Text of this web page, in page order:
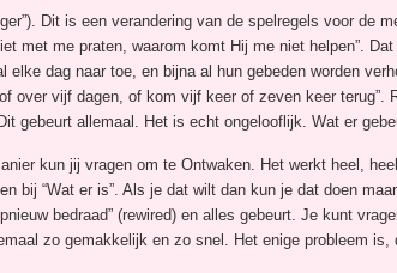
Dit is een verandering van de spelregels voor de
met me praten, waarom komt Hij me niet helpen”.
dag naar toe, en bijna al hun gebeden worden
over vijf dagen, of kom vijf keer of zeven keer
gebeurt allemaal. Het is echt ongelooflijk. Wat er
kun jij vragen om te Ontwaken. Het werkt heel,
bij “Wat er is”. Als je dat wilt dan kun je dat doen
bedraad” (rewired) en alles gebeurt. Je kunt
zo gemakkelijk en zo snel. Het enige probleem is,